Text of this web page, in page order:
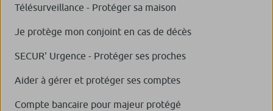
Télésurveillance - Protéger sa maison
Je protège mon conjoint en cas de décès
SECUR' Urgence - Protéger ses proches
Aider à gérer et protéger ses comptes
Compte bancaire pour majeur protégé